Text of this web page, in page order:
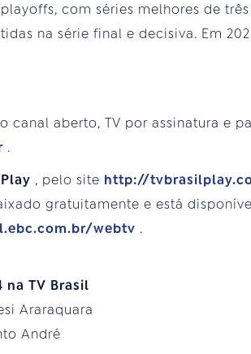
com séries melhores de
na série final e decisiva. Em
canal aberto, TV por assinatura e
.
, pelo site http://
gratuitamente e está
webtv .
na TV Brasil
Araraquara
André